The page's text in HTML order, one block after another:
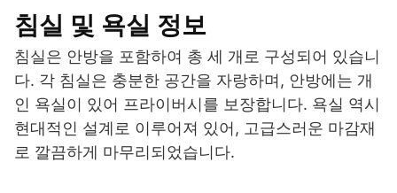
침실 및 욕실 정보
침실은 안방을 포함하여 총 세 개로 구성되어 있습니
다. 각 침실은 충분한 공간을 자랑하며, 안방에는 개
인 욕실이 있어 프라이버시를 보장합니다. 욕실 역시
현대적인 설계로 이루어져 있어, 고급스러운 마감재
로 깔끔하게 마무리되었습니다.